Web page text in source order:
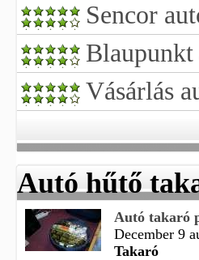
Sencor
Vásárlás
Autó hűtő
Autó takaró
December 9
Takaró